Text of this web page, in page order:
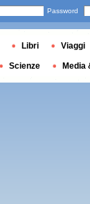
Password
Libri Viaggi
Scienze Media